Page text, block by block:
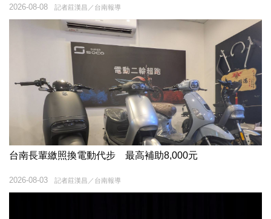
記者莊漢昌／台南報導
2026-08-08
台南長輩繳照換電動代步 最高補助8,000元
記者莊漢昌／台南報導
2026-08-03